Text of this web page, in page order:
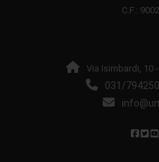
C.F.:
Via Isimbardi, 10
031/